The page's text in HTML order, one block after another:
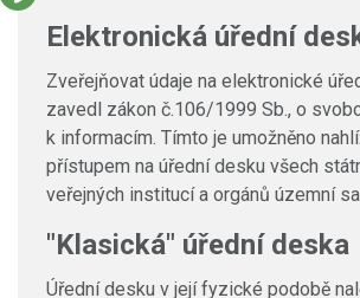
Elektronická úřední
Zveřejňovat údaje na elektronické
zavedl zákon č.106/1999 Sb., o
k informacím. Tímto je umožněno
přístupem na úřední desku všech
veřejných institucí a orgánů územní
"Klasická" úřední deska
Úřední desku v její fyzické podobě